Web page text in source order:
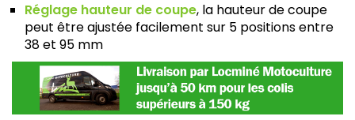
Réglage hauteur de coupe, la hauteur de coupe
peut être ajustée facilement sur 5 positions entre
38 et 95 mm